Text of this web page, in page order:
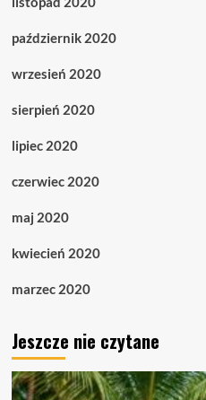
październik 2020
wrzesień 2020
sierpień 2020
lipiec 2020
czerwiec 2020
maj 2020
kwiecień 2020
marzec 2020
Jeszcze nie czytane